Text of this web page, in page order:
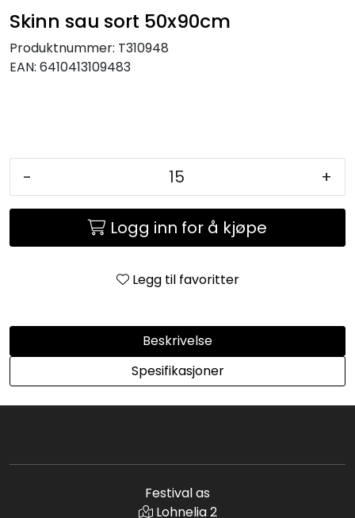
Skinn sau sort 50x90cm
Produktnummer: T310948
EAN: 6410413109483
- +
Logg inn for å kjøpe
Legg til favoritter
Beskrivelse
Spesifikasjoner
Festival as
Lohnelia 2
JUL